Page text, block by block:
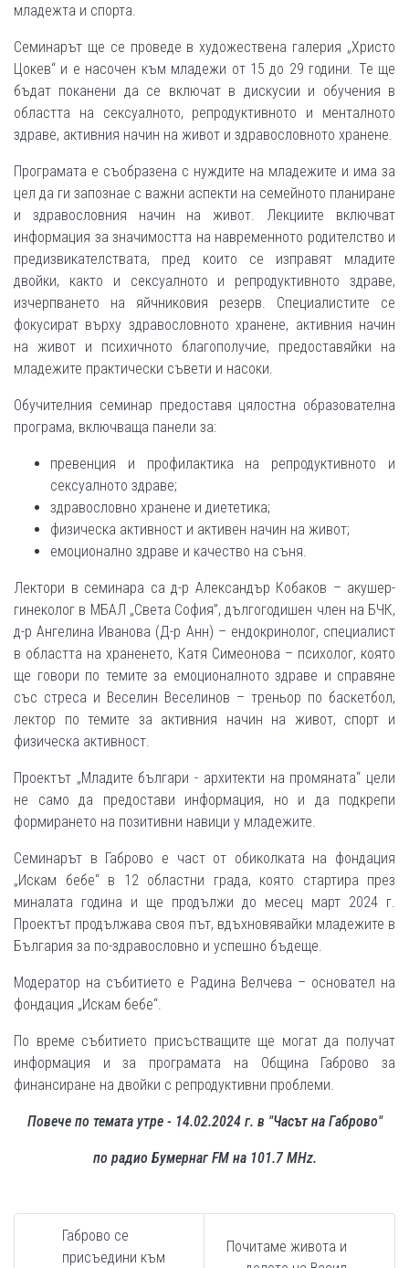
младежта и спорта.
Семинарът ще се проведе в художествена галерия „Христо
Цокев“ и е насочен към младежи от 15 до 29 години. Те ще
бъдат поканени да се включат в дискусии и обучения в
областта на сексуалното, репродуктивното и менталното
здраве, активния начин на живот и здравословното хранене.
Програмата е съобразена с нуждите на младежите и има за
цел да ги запознае с важни аспекти на семейното планиране
и здравословния начин на живот. Лекциите включват
информация за значимостта на навременното родителство и
предизвикателствата, пред които се изправят младите
двойки, както и сексуалното и репродуктивното здраве,
изчерпването на яйчниковия резерв. Специалистите се
фокусират върху здравословното хранене, активния начин
на живот и психичното благополучие, предоставяйки на
младежите практически съвети и насоки.
Обучителния семинар предоставя цялостна образователна
програма, включваща панели за:
превенция и профилактика на репродуктивното и
сексуалното здраве;
здравословно хранене и диететика;
физическа активност и активен начин на живот;
емоционално здраве и качество на съня.
Лектори в семинара са д-р Александър Кобаков – акушер-
гинеколог в МБАЛ „Света София”, дългогодишен член на БЧК,
д-р Ангелина Иванова (Д-р Анн) – ендокринолог, специалист
в областта на храненето, Катя Симеонова – психолог, която
ще говори по темите за емоционалното здраве и справяне
със стреса и Веселин Веселинов – треньор по баскетбол,
лектор по темите за активния начин на живот, спорт и
физическа активност.
Проектът „Младите българи - архитекти на промяната“ цели
не само да предостави информация, но и да подкрепи
формирането на позитивни навици у младежите.
Семинарът в Габрово е част от обиколката на фондация
„Искам бебе“ в 12 областни града, която стартира през
миналата година и ще продължи до месец март 2024 г.
Проектът продължава своя път, вдъхновявайки младежите в
България за по-здравословно и успешно бъдеще.
Модератор на събитието е Радина Велчева – основател на
фондация „Искам бебе“.
По време събитието присъстващите ще могат да получат
информация и за програмата на Община Габрово за
финансиране на двойки с репродуктивни проблеми.
Повече по темата утре - 14.02.2024 г. в "Часът на Габрово"
по радио Бумернаг FM на 101.7 MHz.
Габрово се
присъедини към
Почитаме живота и